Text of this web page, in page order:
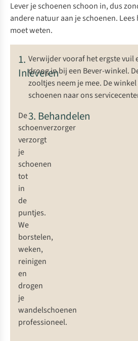
Lever je schoenen schoon in, dus
andere natuur aan je schoenen.
moet weten.
1.
Inleveren
Verwijder vooraf het ergste vuil
droog in bijeen Bever-winkel.
zooltjes neem je mee. De
schoenen naar ons
De
schoenverzorger
verzorgt
je
schoenen
tot
in
de
puntjes.
We
borstelen,
weken,
reinigen
en
drogen
je
wandelschoenen
professioneel.
3. Behandelen